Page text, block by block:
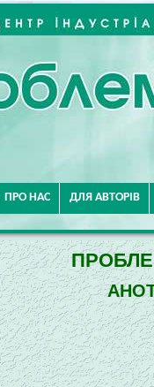
ПРО НАС ДЛЯ АВТОРІВ